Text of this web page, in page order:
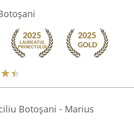
Botoșani - Marius